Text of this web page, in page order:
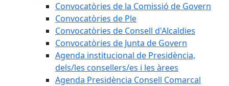
Convocatòries de la Comissió de Govern
Convocatòries de Ple
Convocatòries de Consell d'Alcaldies
Convocatòries de Junta de Govern
Agenda institucional de Presidència,
dels/les consellers/es i les àrees
Agenda Presidència Consell Comarcal